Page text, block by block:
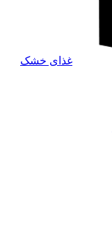
غذای خشک